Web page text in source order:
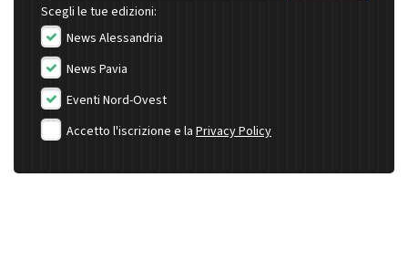
Scegli le tue edizioni:
News Alessandria
News Pavia
Eventi Nord-Ovest
Accetto l'iscrizione e la Privacy Policy